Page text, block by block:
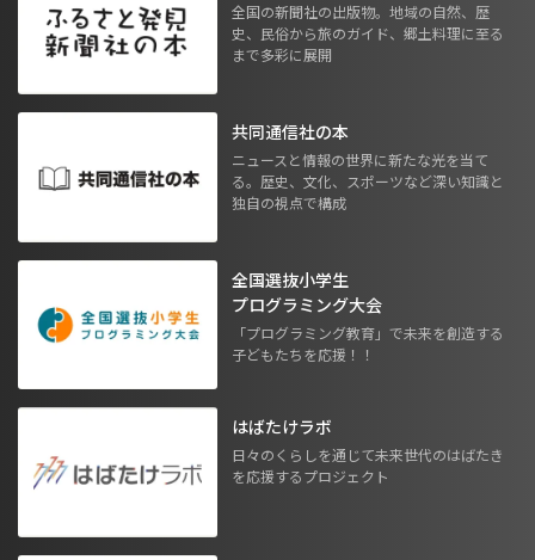
全国の新聞社の出版物。地域の自然、歴
史、民俗から旅のガイド、郷土料理に至る
まで多彩に展開
共同通信社の本
ニュースと情報の世界に新たな光を当て
る。歴史、文化、スポーツなど深い知識と
独自の視点で構成
全国選抜小学生
プログラミング大会
「プログラミング教育」で未来を創造する
子どもたちを応援！！
はばたけラボ
日々のくらしを通じて未来世代のはばたき
を応援するプロジェクト